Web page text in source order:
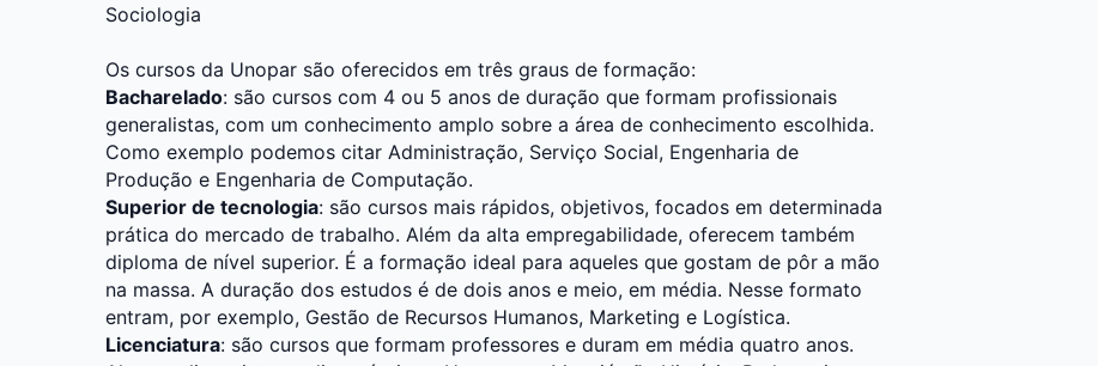
Sociologia
Os cursos da Unopar são oferecidos em três graus de formação:
Bacharelado: são cursos com 4 ou 5 anos de duração que formam profissionais
generalistas, com um conhecimento amplo sobre a área de conhecimento escolhida.
Como exemplo podemos citar Administração, Serviço Social, Engenharia de
Produção e Engenharia de Computação.
Superior de tecnologia: são cursos mais rápidos, objetivos, focados em determinada
prática do mercado de trabalho. Além da alta empregabilidade, oferecem também
diploma de nível superior. É a formação ideal para aqueles que gostam de pôr a mão
na massa. A duração dos estudos é de dois anos e meio, em média. Nesse formato
entram, por exemplo, Gestão de Recursos Humanos, Marketing e Logística.
Licenciatura: são cursos que formam professores e duram em média quatro anos.